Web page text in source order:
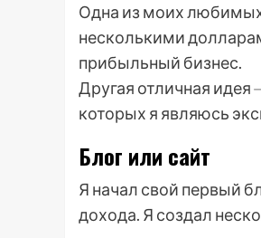
Одна из моих любимых
несколькими
прибыльный бизнес.
Другая отличная идея
которых я являюсь
Блог или сайт
Я начал свой первый
дохода. Я создал